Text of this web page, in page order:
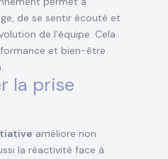
de se sentir écouté et
de l’équipe. Cela
et bien-être
la prise
améliore non
la réactivité face à